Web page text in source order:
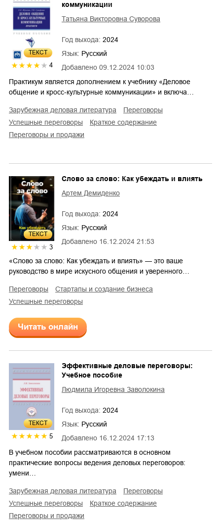
ТЕКСТ
4 Добавлено 09.12.2024 10:03
коммуникации
Татьяна Викторовна Суворова
Год выхода: 2024
Язык: Русский
Практикум является дополнением к учебнику «Деловое
общение и кросс-культурные коммуникации» и включа…
зарубежная деловая литература
переговоры
успешные переговоры
краткое содержание
переговоры и продажи
ТЕКСТ
3
Добавлено 16.12.2024 21:53
Слово за слово: Как убеждать и влиять
Артем Демиденко
Год выхода: 2024
Язык: Русский
«Слово за слово: Как убеждать и влиять» — это ваше
руководство в мире искусного общения и уверенного…
переговоры
стартапы и создание бизнеса
успешные переговоры
Читать онлайн
ТЕКСТ
5 Добавлено 16.12.2024 17:13
Эффективные деловые переговоры:
Учебное пособие
Людмила Игоревна Заволокина
Год выхода: 2024
Язык: Русский
В учебном пособии рассматриваются в основном
практические вопросы ведения деловых переговоров:
умени…
зарубежная деловая литература
переговоры
успешные переговоры
краткое содержание
переговоры и продажи